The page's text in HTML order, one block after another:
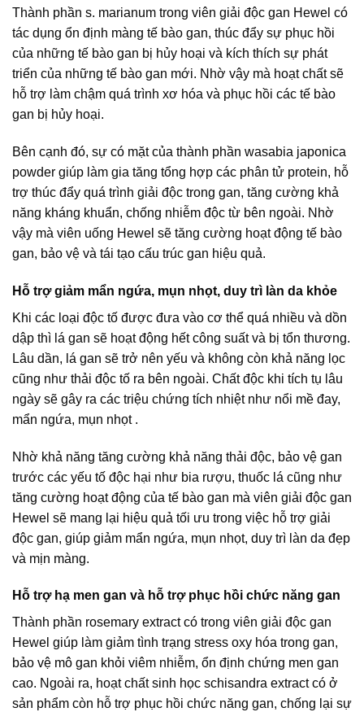
Thành phần s. marianum trong viên giải độc gan Hewel có
tác dụng ổn định màng tế bào gan, thúc đẩy sự phục hồi
của những tế bào gan bị hủy hoại và kích thích sự phát
triển của những tế bào gan mới. Nhờ vậy mà hoạt chất sẽ
hỗ trợ làm chậm quá trình xơ hóa và phục hồi các tế bào
gan bị hủy hoại.
Bên cạnh đó, sự có mặt của thành phần wasabia japonica
powder giúp làm gia tăng tổng hợp các phân tử protein, hỗ
trợ thúc đẩy quá trình giải độc trong gan, tăng cường khả
năng kháng khuẩn, chống nhiễm độc từ bên ngoài. Nhờ
vậy mà viên uống Hewel sẽ tăng cường hoạt động tế bào
gan, bảo vệ và tái tạo cấu trúc gan hiệu quả.
Hỗ trợ giảm mẩn ngứa, mụn nhọt, duy trì làn da khỏe
Khi các loại độc tố được đưa vào cơ thể quá nhiều và dồn
dập thì lá gan sẽ hoạt động hết công suất và bị tổn thương.
Lâu dần, lá gan sẽ trở nên yếu và không còn khả năng lọc
cũng như thải độc tố ra bên ngoài. Chất độc khi tích tụ lâu
ngày sẽ gây ra các triệu chứng tích nhiệt như nổi mề đay,
mẩn ngứa, mụn nhọt .
Nhờ khả năng tăng cường khả năng thải độc, bảo vệ gan
trước các yếu tố độc hại như bia rượu, thuốc lá cũng như
tăng cường hoạt động của tế bào gan mà viên giải độc gan
Hewel sẽ mang lại hiệu quả tối ưu trong việc hỗ trợ giải
độc gan, giúp giảm mẩn ngứa, mụn nhọt, duy trì làn da đẹp
và mịn màng.
Hỗ trợ hạ men gan và hỗ trợ phục hồi chức năng gan
Thành phần rosemary extract có trong viên giải độc gan
Hewel giúp làm giảm tình trạng stress oxy hóa trong gan,
bảo vệ mô gan khỏi viêm nhiễm, ổn định chứng men gan
cao. Ngoài ra, hoạt chất sinh học schisandra extract có ở
sản phẩm còn hỗ trợ phục hồi chức năng gan, chống lại sự